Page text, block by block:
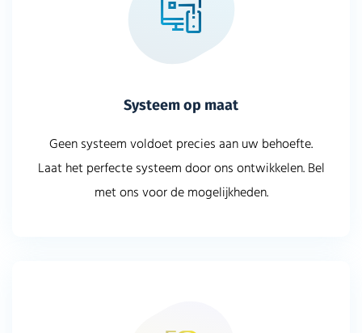
Systeem op maat
Geen systeem voldoet precies aan uw behoefte.
Laat het perfecte systeem door ons ontwikkelen. Bel
met ons voor de mogelijkheden.